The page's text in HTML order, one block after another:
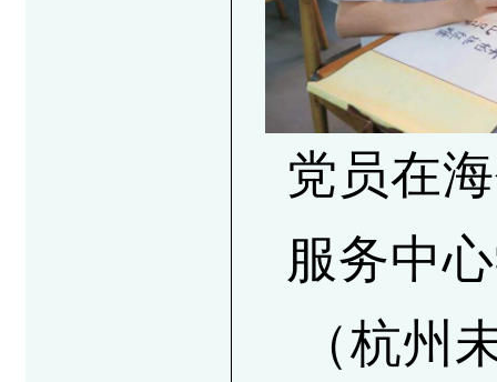
党员在
服务中
（杭州